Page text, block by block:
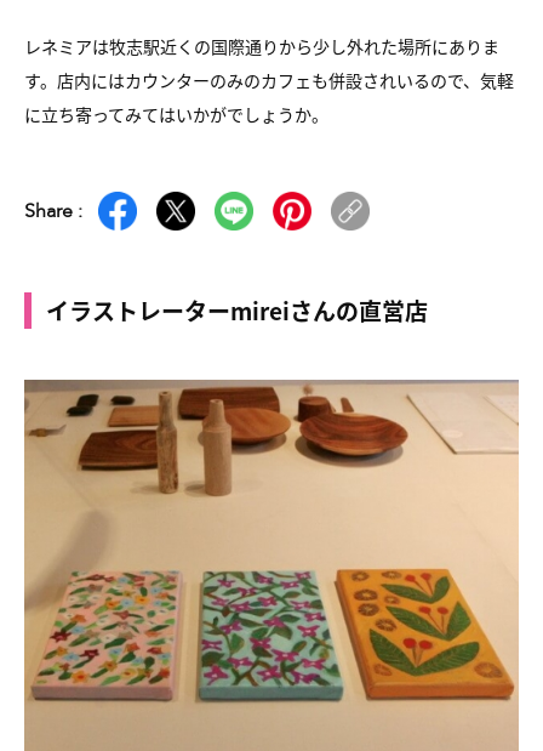
レネミアは牧志駅近くの国際通りから少し外れた場所にありま
す。店内にはカウンターのみのカフェも併設されいるので、気軽
に立ち寄ってみてはいかがでしょうか。
Share :
イラストレーターmireiさんの直営店